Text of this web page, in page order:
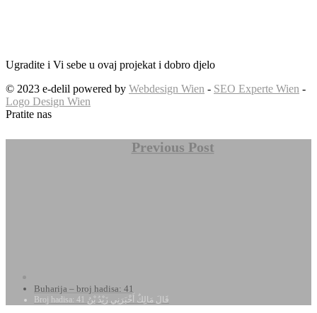
Ugradite i Vi sebe u ovaj projekat i dobro djelo
© 2023 e-delil powered by Webdesign Wien - SEO Experte Wien -
Logo Design Wien
Pratite nas
Previous Post
Buharija – broj hadisa: 41
Broj hadisa: 41 قَالَ مَالِكٌ أَخْبَرَنِي زَيْدُ بْنُ